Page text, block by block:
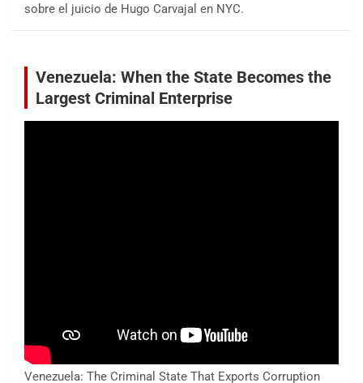
sobre el juicio de Hugo Carvajal en NYC.
Venezuela: When the State Becomes the
Largest Criminal Enterprise
Venezuela: The Criminal State That Exports Corruption